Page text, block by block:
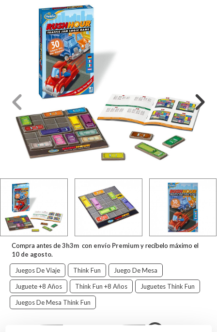
Compra antes de3h3m con envío Premiumy recíbelo máximo el
10 de agosto.
Juegos De Viaje Think Fun Juego De Mesa
Juguete +8 Años Think Fun +8 Años Juguetes Think Fun
Juegos De Mesa Think Fun